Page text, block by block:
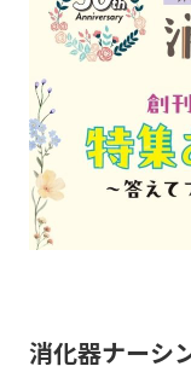
消化器ナー